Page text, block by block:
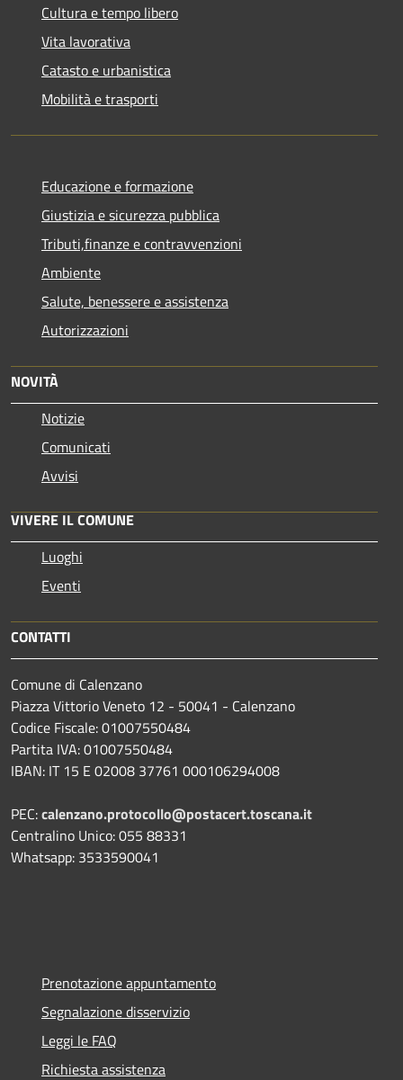
Cultura e tempo libero
Vita lavorativa
Catasto e urbanistica
Mobilità e trasporti
Educazione e formazione
Giustizia e sicurezza pubblica
Tributi,finanze e contravvenzioni
Ambiente
Salute, benessere e assistenza
Autorizzazioni
NOVITÀ
Notizie
Comunicati
Avvisi
VIVERE IL COMUNE
Luoghi
Eventi
CONTATTI
Comune di Calenzano
Piazza Vittorio Veneto 12 - 50041 - Calenzano
Codice Fiscale: 01007550484
Partita IVA: 01007550484
IBAN: IT 15 E 02008 37761 000106294008
PEC:calenzano.protocollo@postacert.toscana.it
Centralino Unico: 055 88331
Whatsapp: 3533590041
Prenotazione appuntamento
Segnalazione disservizio
Leggi le FAQ
Richiesta assistenza